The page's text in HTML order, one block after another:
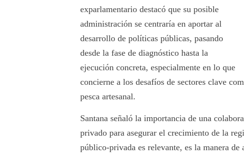
exparlamentario destacó que su posible
administración se centraría en aportar al
desarrollo de políticas públicas, pasando
desde la fase de diagnóstico hasta la
ejecución concreta, especialmente en lo que
concierne a los desafíos de sectores clave
pesca artesanal.
Santana señaló la importancia de una
privado para asegurar el crecimiento de la
público-privada es relevante, es la manera